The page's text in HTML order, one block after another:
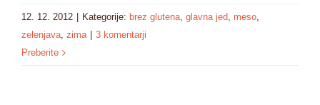
12. 12. 2012 Kategorije: brez glutena, glavna jed, meso,
zelenjava, zima
3 komentarji
Preberite